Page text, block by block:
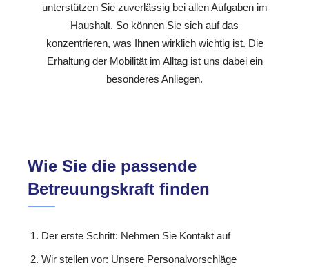
unterstützen Sie zuverlässig bei allen Aufgaben im
Haushalt. So können Sie sich auf das
konzentrieren, was Ihnen wirklich wichtig ist. Die
Erhaltung der Mobilität im Alltag ist uns dabei ein
besonderes Anliegen.
Wie Sie die passende
Betreuungskraft finden
Der erste Schritt: Nehmen Sie Kontakt auf
Wir stellen vor: Unsere Personalvorschläge